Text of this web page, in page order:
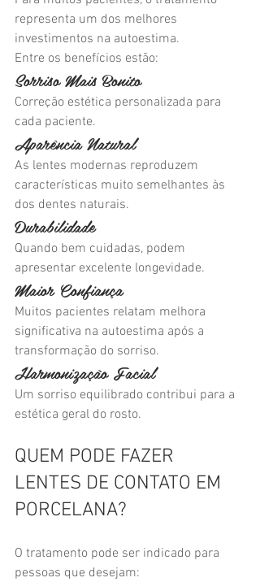
representa um dos melhores
investimentos na autoestima.
Entre os benefícios estão:
Sorriso Mais Bonito
Correção estética personalizada para
cada paciente.
Aparência Natural
As lentes modernas reproduzem
características muito semelhantes às
dos dentes naturais.
Durabilidade
Quando bem cuidadas, podem
apresentar excelente longevidade.
Maior Confiança
Muitos pacientes relatam melhora
significativa na autoestima após a
transformação do sorriso.
Harmonização Facial
Um sorriso equilibrado contribui para a
estética geral do rosto.
QUEM PODE FAZER
LENTES DE CONTATO EM
PORCELANA?
O tratamento pode ser indicado para
pessoas que desejam: